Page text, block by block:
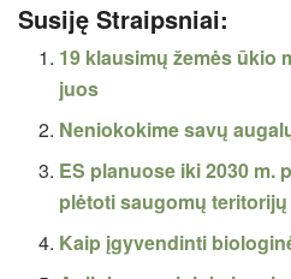
Susiję Straipsniai:
19 klausimų žemės ūkio
juos
Neniokokime savų
ES planuose iki 2030 m.
plėtoti saugomų
Kaip įgyvendinti